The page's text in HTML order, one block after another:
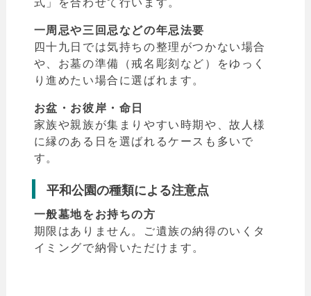
式」を合わせて行います。
一周忌や三回忌などの年忌法要
四十九日では気持ちの整理がつかない場合
や、お墓の準備（戒名彫刻など）をゆっく
り進めたい場合に選ばれます。
お盆・お彼岸・命日
家族や親族が集まりやすい時期や、故人様
に縁のある日を選ばれるケースも多いで
す。
平和公園の種類による注意点
一般墓地をお持ちの方
期限はありません。ご遺族の納得のいくタ
イミングで納骨いただけます。